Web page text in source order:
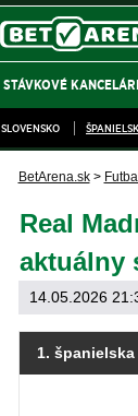
STÁVKOVÉ
SLOVENSKO
BetArena.sk > Futbal
Real
aktuálny
14.05.2026
1.